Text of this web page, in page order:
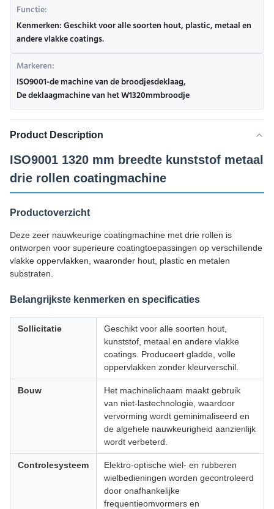
Functie:
Kenmerken: Geschikt voor alle soorten hout, plastic, metaal en
andere vlakke coatings.
Markeren:
ISO9001-de machine van de broodjesdeklaag,
De deklaagmachine van het W1320mmbroodje
Product Description
ISO9001 1320 mm breedte kunststof metaal
drie rollen coatingmachine
Productoverzicht
Deze zeer nauwkeurige coatingmachine met drie rollen is
ontworpen voor superieure coatingtoepassingen op verschillende
vlakke oppervlakken, waaronder hout, plastic en metalen
substraten.
Belangrijkste kenmerken en specificaties
Sollicitatie
Geschikt voor alle soorten hout,
kunststof, metaal en andere vlakke
coatings. Produceert gladde, volle
oppervlakken zonder kleurverschil.
Bouw
Het machinelichaam maakt gebruik
van niet-lastechnologie, waardoor
vervorming wordt geminimaliseerd en
de algehele nauwkeurigheid aanzienlijk
wordt verbeterd.
Controlesysteem
Elektro-optische wiel- en rubberen
wielbedieningen worden gecontroleerd
door onafhankelijke
frequentieomvormers en